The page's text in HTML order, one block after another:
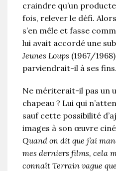
craindre qu’un
fois, relever le défi.
s’en mêle et fasse
lui avait accordé une
Jeunes Loups (1967/
parviendrait-il à ses fins.
Ne mériterait-il pas un
chapeau ? Lui qui
sauf cette possibilité
images à son œuvre
Quand on dit que j’ai
mes derniers films, cela
connaît Terrain vague